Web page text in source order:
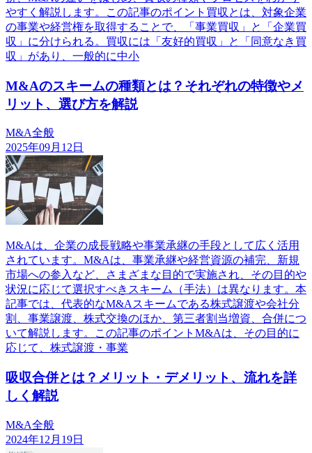
やすく解説します。この記事のポイント買収とは、対象企業
の事業や経営権を取得することで、「事業買収」と「企業買
収」に分けられる。買収には「友好的買収」と「同意なき買
収」があり、一般的に中小
M&Aのスキームの種類とは？それぞれの特徴やメ
リット、選び方を解説
M&A全般
2025年09月12日
M&Aは、企業の成長戦略や事業承継の手段として広く活用
されています。M&Aは、事業承継や経営資源の補完、新規
市場への参入など、さまざまな目的で実施され、その目的や
状況に応じて選択すべきスキーム（手法）は異なります。本
記事では、代表的なM&Aスキームである株式譲渡や会社分
割、事業譲渡、株式交換のほか、第三者割当増資、合併につ
いて解説します。この記事のポイントM&Aは、その目的に
応じて、株式譲渡・事業
吸収合併とは？メリット・デメリット、流れを詳
しく解説
M&A全般
2024年12月19日